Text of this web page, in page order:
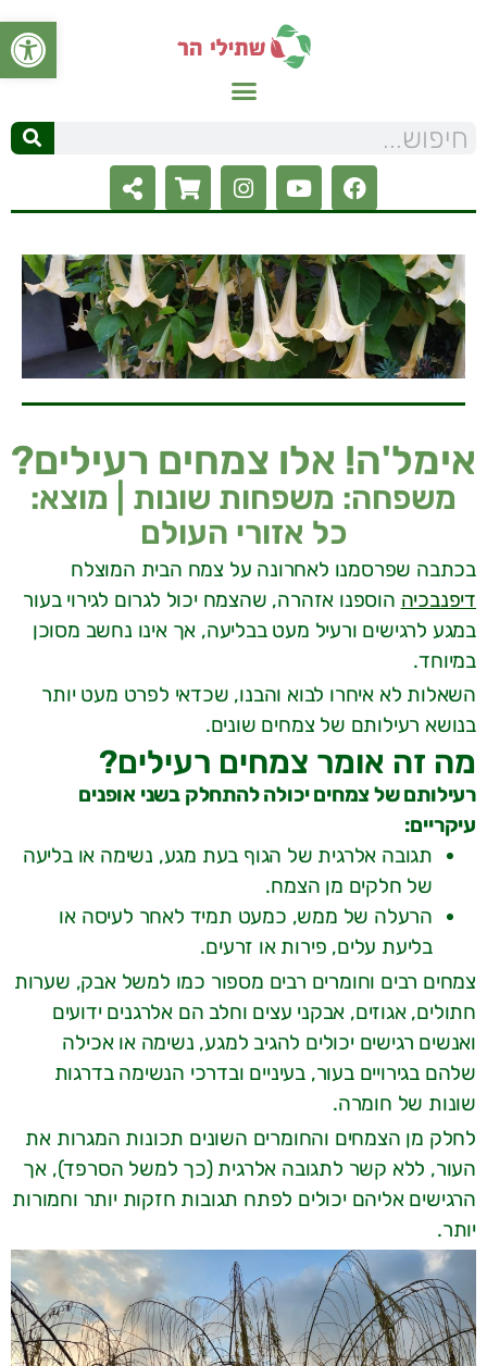
פתח
אימל'ה! אלו צמחים רעילים?
משפחה: משפחות שונות | מוצא:
כל אזורי העולם
בכתבה שפרסמנו לאחרונה על צמח הבית המוצלח
דיפנבכיה הוספנו אזהרה, שהצמח יכול לגרום לגירוי בעור
במגע לרגישים ורעיל מעט בבליעה, אך אינו נחשב מסוכן
במיוחד.
השאלות לא איחרו לבוא והבנו, שכדאי לפרט מעט יותר
בנושא רעילותם של צמחים שונים.
מה זה אומר צמחים רעילים?
רעילותם של צמחים יכולה להתחלק בשני אופנים
עיקריים:
תגובה אלרגית של הגוף בעת מגע, נשימה או בליעה
של חלקים מן הצמח.
הרעלה של ממש, כמעט תמיד לאחר לעיסה או
בליעת עלים, פירות או זרעים.
צמחים רבים וחומרים רבים מספור כמו למשל אבק, שערות
חתולים, אגוזים, אבקני עצים וחלב הם אלרגנים ידועים
ואנשים רגישים יכולים להגיב למגע, נשימה או אכילה
שלהם בגירויים בעור, בעיניים ובדרכי הנשימה בדרגות
שונות של חומרה.
לחלק מן הצמחים והחומרים השונים תכונות המגרות את
העור, ללא קשר לתגובה אלרגית (כך למשל הסרפד), אך
הרגישים אליהם יכולים לפתח תגובות חזקות יותר וחמורות
יותר.